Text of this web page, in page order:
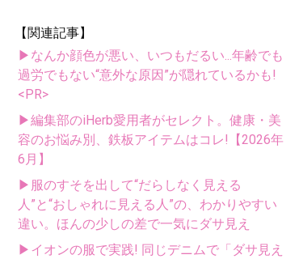
【関連記事】
▶なんか顔色が悪い、いつもだるい...年齢でも
過労でもない“意外な原因”が隠れているかも!
<PR>
▶編集部のiHerb愛用者がセレクト。健康・美
容のお悩み別、鉄板アイテムはコレ!【2026年
6月】
▶服のすそを出して“だらしなく見える
人”と“おしゃれに見える人”の、わかりやすい
違い。ほんの少しの差で一気にダサ見え
▶イオンの服で実践! 同じデニムで「ダサ見え